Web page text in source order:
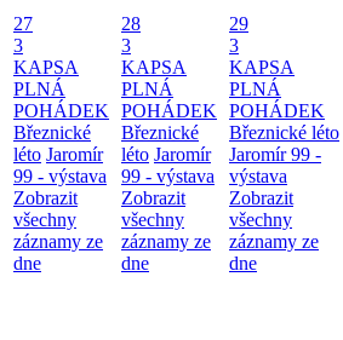
27
3
KAPSA
PLNÁ
POHÁDEK
Březnické
léto Jaromír
99 - výstava
Zobrazit
všechny
záznamy ze
dne
28
3
KAPSA
PLNÁ
POHÁDEK
Březnické
léto Jaromír
99 - výstava
Zobrazit
všechny
záznamy ze
dne
29
3
KAPSA
PLNÁ
POHÁDEK
Březnické léto
Jaromír 99 -
výstava
Zobrazit
všechny
záznamy ze
dne